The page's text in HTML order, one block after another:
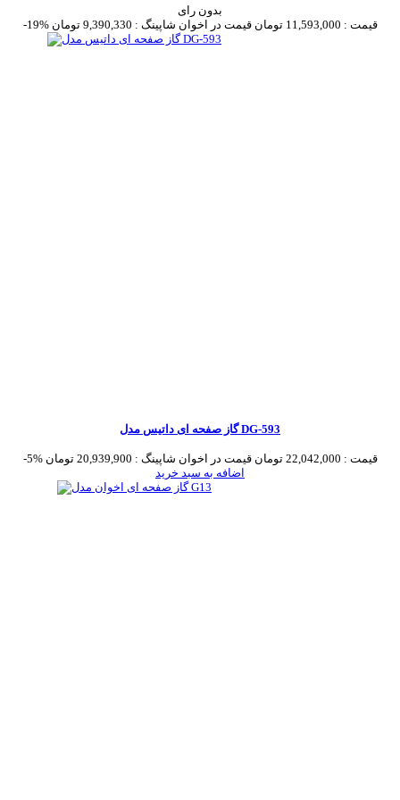
بدون رای
-19%
قیمت : 11,593,000 تومان قیمت در اخوان شاپینگ : 9,390,330 تومان
گاز صفحه ای داتیس مدل DG-593
-5% قیمت : 22,042,000 تومان قیمت در اخوان شاپینگ : 20,939,900 تومان
اضافه به سبد خرید